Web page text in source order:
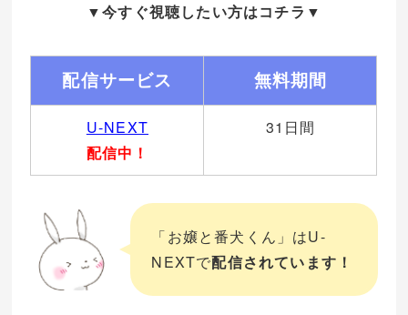
▼今すぐ視聴したい方はコチラ▼
配信サービス 無料期間
U-NEXT
配信中！
31日間
「お嬢と番犬くん」はU-
NEXTで配信されています！